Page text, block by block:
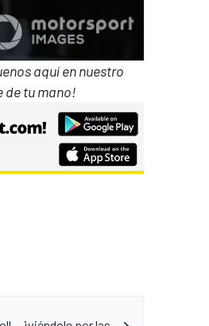
aquí en nuestro
de tu mano!